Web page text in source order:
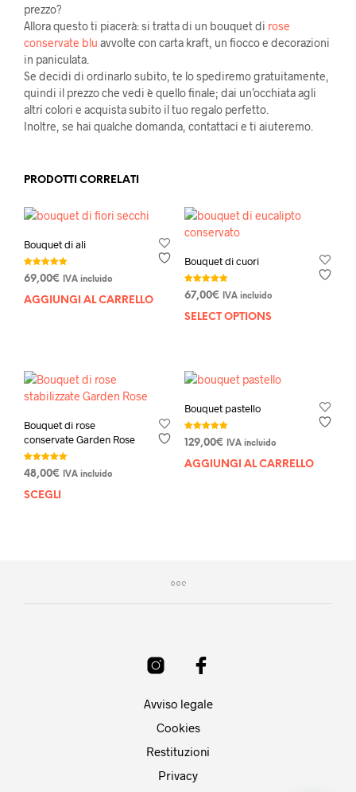
prezzo?
Allora questo ti piacerà: si tratta di un bouquet di rose
conservate blu avvolte con carta kraft, un fiocco e decorazioni
in paniculata.
Se decidi di ordinarlo subito, te lo spediremo gratuitamente,
quindi il prezzo che vedi è quello finale; dai un’occhiata agli
altri colori e acquista subito il tuo regalo perfetto.
Inoltre, se hai qualche domanda, contattaci e ti aiuteremo.
PRODOTTI CORRELATI
Bouquet di ali
Valutato
5.00
69,00€ IVA incluido
AGGIUNGI AL CARRELLO
Bouquet di cuori
Valutato
5.00
67,00€ IVA incluido
SELECT OPTIONS
Bouquet di rose
conservate Garden Rose
Valutato
5.00
48,00€ IVA incluido
SCEGLI
Le
del
prodotto
Bouquet pastello
Valutato
5.00
129,00€ IVA incluido
AGGIUNGI AL CARRELLO
Avviso legale
Cookies
Restituzioni
Privacy